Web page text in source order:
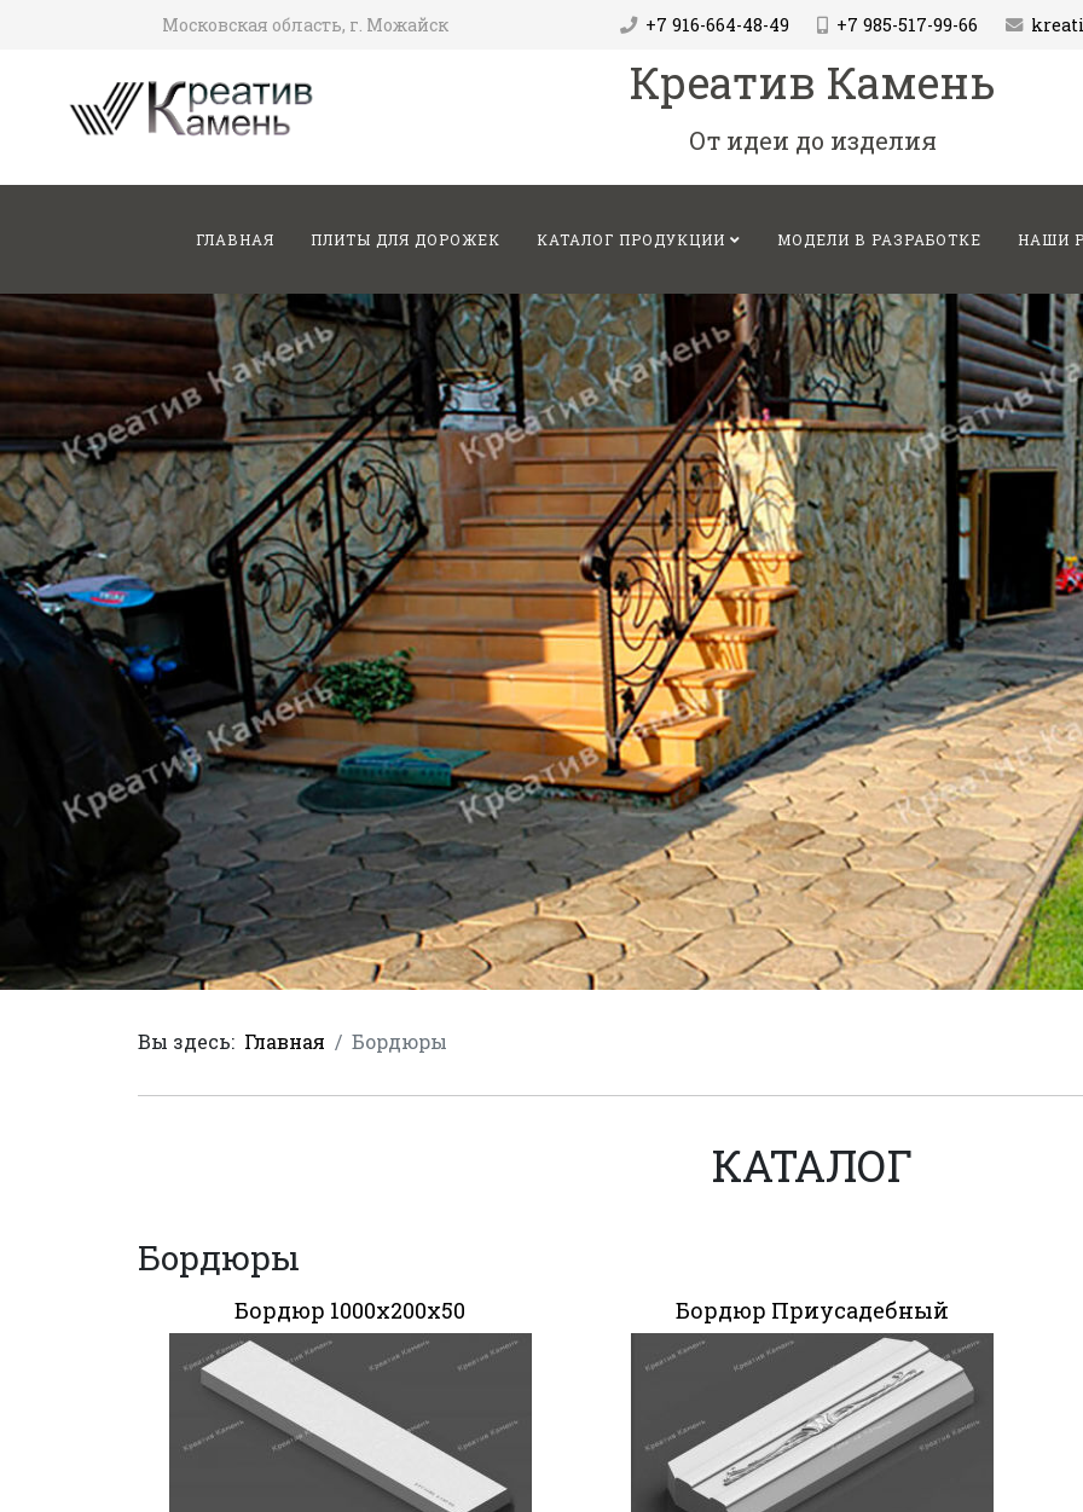
Московская область, г. Можайск +7 916-664-48-49 +7 985-517-99-66
Креатив Камень
От идеи до изделия
ГЛАВНАЯ ПЛИТЫ ДЛЯ ДОРОЖЕК КАТАЛОГ ПРОДУКЦИИ МОДЕЛИ В РАЗРАБОТКЕ НАШИ
Вы здесь: Главная Бордюры
КАТАЛОГ
Бордюры
Бордюр 1000х200х50 Бордюр Приусадебный